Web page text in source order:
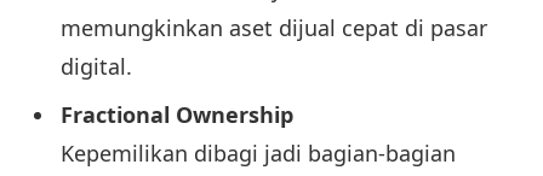
memungkinkan aset dijual cepat di pasar
digital.
Fractional Ownership
Kepemilikan dibagi jadi bagian-bagian